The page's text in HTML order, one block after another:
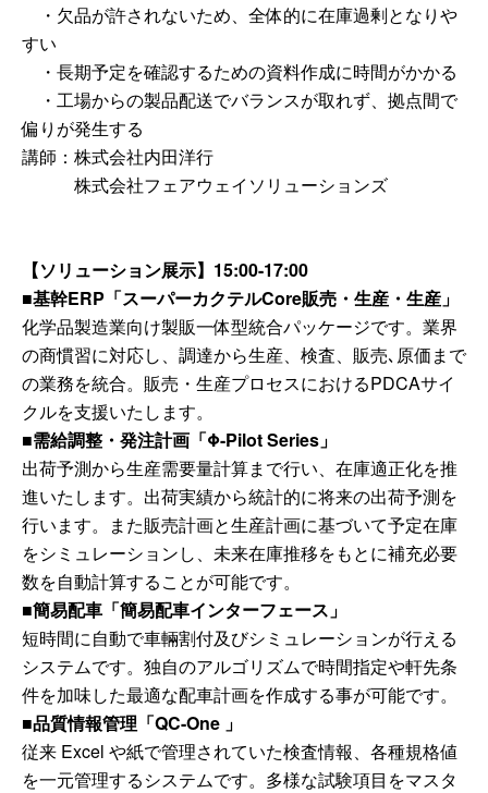
・欠品が許されないため、全体的に在庫過剰となりや
すい
・長期予定を確認するための資料作成に時間がかかる
・工場からの製品配送でバランスが取れず、拠点間で
偏りが発生する
講師：株式会社内田洋行
株式会社フェアウェイソリューションズ
【ソリューション展示】15:00-17:00
■基幹ERP「スーパーカクテルCore販売・生産・生産」
化学品製造業向け製販一体型統合パッケージです。 業界
の商慣習に対応し、調達から生産、検査、販売､原価まで
の業務を統合。販売・生産プロセスにおけるPDCAサイ
クルを支援いたします。
■需給調整・発注計画「Φ-Pilot Series」
出荷予測から生産需要量計算まで行い、在庫適正化を推
進いたします。出荷実績から統計的に将来の出荷予測を
行います。また販売計画と生産計画に基づいて予定在庫
をシミュレーションし、未来在庫推移をもとに補充必要
数を自動計算することが可能です。
■簡易配車「簡易配車インターフェース」
短時間に自動で車輛割付及びシミュレーションが行える
システムです。 独自のアルゴリズムで時間指定や軒先条
件を加味した最適な配車計画を作成する事が可能です。
■品質情報管理「QC-One 」
従来 Excel や紙で管理されていた検査情報、各種規格値
を一元管理するシステムです。 多様な試験項目をマスタ